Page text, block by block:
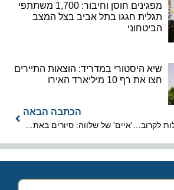
מפגינים חוסן וחיבור: 1,700 משתתפי
תגלית חגגו בתל אביב בצל המצב
הביטחוני
שיא היסטורי במדריד: הוצאות התיירים
חצו את רף 10 מיליארד האירו
הכתבה הבאה